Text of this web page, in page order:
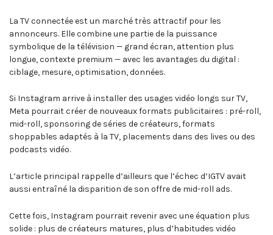
La TV connectée est un marché très attractif pour les
annonceurs. Elle combine une partie de la puissance
symbolique de la télévision — grand écran, attention plus
longue, contexte premium — avec les avantages du digital :
ciblage, mesure, optimisation, données.
Si Instagram arrive à installer des usages vidéo longs sur TV,
Meta pourrait créer de nouveaux formats publicitaires : pré-roll,
mid-roll, sponsoring de séries de créateurs, formats
shoppables adaptés à la TV, placements dans des lives ou des
podcasts vidéo.
L’article principal rappelle d’ailleurs que l’échec d’IGTV avait
aussi entraîné la disparition de son offre de mid-roll ads.
Cette fois, Instagram pourrait revenir avec une équation plus
solide : plus de créateurs matures, plus d’habitudes vidéo